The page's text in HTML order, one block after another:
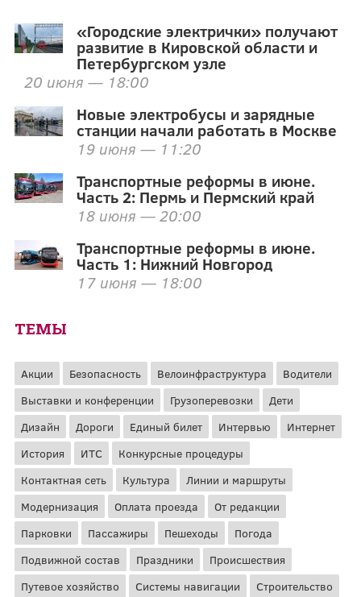
«Городские электрички» получают
развитие в Кировской области и
Петербургском узле
20 июня — 18:00
Новые электробусы и зарядные
станции начали работать в Москве
19 июня — 11:20
Транспортные реформы в июне.
Часть 2: Пермь и Пермский край
18 июня — 20:00
Транспортные реформы в июне.
Часть 1: Нижний Новгород
17 июня — 18:00
ТЕМЫ
Акции Безопасность Велоинфраструктура
Водители
Выставки и конференции
Грузоперевозки
Дети
Дизайн
Дороги Единый билет Интервью
Интернет
История
ИТС
Конкурсные процедуры
Контактная сеть
Культура
Линии и маршруты
Модернизация
Оплата проезда
От редакции
Парковки
Пассажиры Пешеходы
Погода
Подвижной состав
Праздники
Происшествия
Путевое хозяйство
Системы навигации Строительство